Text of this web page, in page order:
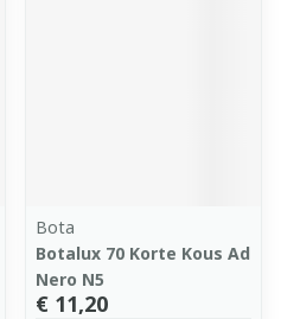
Bota
Botalux 70 Korte Kous Ad
Nero N5
€ 11,20